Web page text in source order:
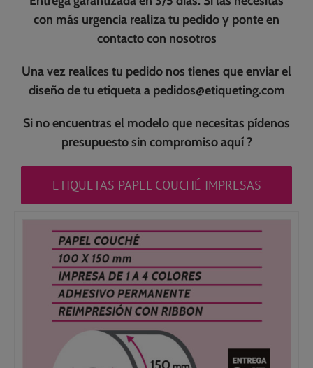
con más urgencia realiza tu pedido y ponte en
contacto con nosotros
Una vez realices tu pedido nos tienes que enviar el
diseño de tu etiqueta a pedidos@etiqueting.com
Si no encuentras el modelo que necesitas pídenos
presupuesto sin compromisoaquí ?
ETIQUETAS PAPEL COUCHÉ IMPRESAS